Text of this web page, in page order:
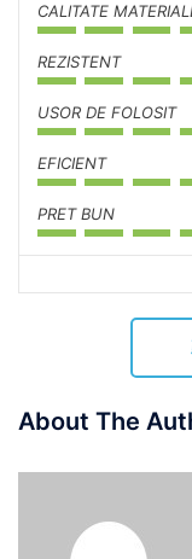
CALITATE
REZISTENT
USOR DE FOLOSIT
EFICIENT
PRET BUN
About The